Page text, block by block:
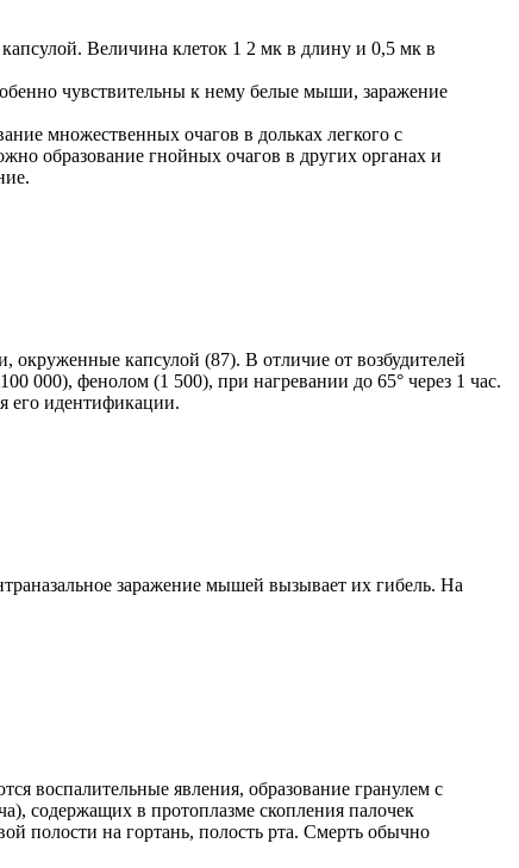
Величина клеток 1 2 мк в длину и 0,5 мк в
чувствительны к нему белые мыши, заражение
множественных очагов в дольках легкого с
образование гнойных очагов в других органах и
капсулой (87). В отличие от возбудителей
000), фенолом (1 500), при нагревании до 65° через 1 час.
его идентификации.
заражение мышей вызывает их гибель. На
воспалительные явления, образование гранулем с
содержащих в протоплазме скопления палочек
полости на гортань, полость рта. Смерть обычно